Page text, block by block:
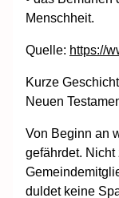
Menschheit.
Quelle: https://
Kurze
Neuen
Von Beginn an
gefährdet.
duldet keine